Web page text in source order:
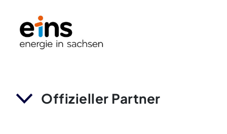
Offizieller Partner